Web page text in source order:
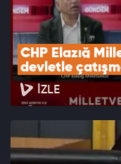
CHP Elazığ
devletle
İZLE